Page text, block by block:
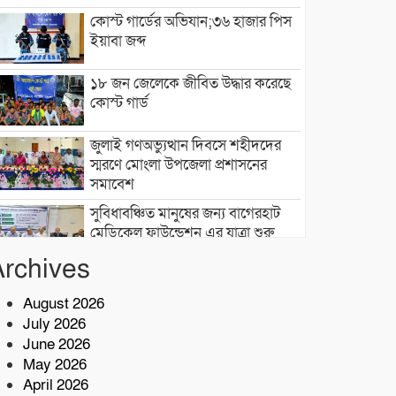
কোস্ট গার্ডের অভিযান;৩৬ হাজার পিস
ইয়াবা জব্দ
১৮ জন জেলেকে জীবিত উদ্ধার করেছে
কোস্ট গার্ড
জুলাই গণঅভ্যুত্থান দিবসে শহীদদের
স্মরণে মোংলা উপজেলা প্রশাসনের
সমাবেশ
সুবিধাবঞ্চিত মানুষের জন্য বাগেরহাট
মেডিকেল ফাউন্ডেশন এর যাত্রা শুরু
সচেতনতামূলক প্রশিক্ষণ
August 2026
July 2026
June 2026
May 2026
April 2026